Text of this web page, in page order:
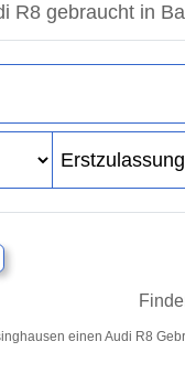
R8 gebraucht in
einen Audi R8